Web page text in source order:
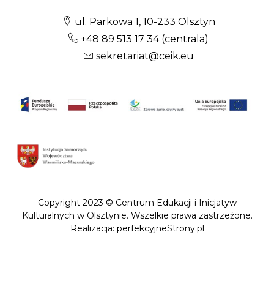
ul. Parkowa 1, 10-233 Olsztyn
+48 89 513 17 34(centrala)
sekretariat@ceik.eu
Copyright 2023 © Centrum Edukacji i Inicjatyw
Kulturalnych w Olsztynie. Wszelkie prawa zastrzeżone.
Realizacja: perfekcyjneStrony.pl